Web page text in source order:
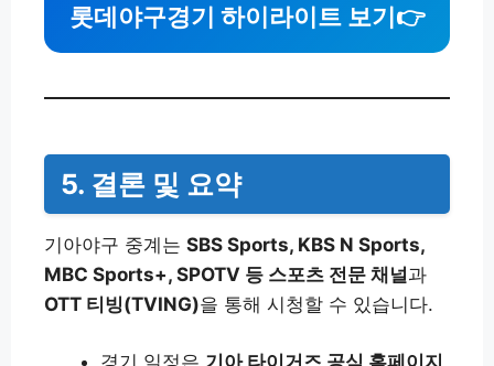
롯데야구경기 하이라이트 보기👉
5. 결론 및 요약
기아야구 중계는 SBS Sports, KBS N Sports,
MBC Sports+, SPOTV 등 스포츠 전문 채널과
OTT 티빙(TVING)을 통해 시청할 수 있습니다.
경기 일정은 기아 타이거즈 공식 홈페이지